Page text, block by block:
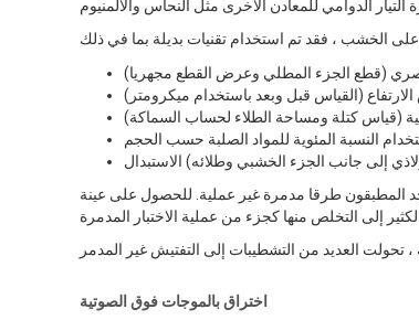
(قطع الجزء المطلي وعرض القطع مجهريا)
(القياس قبل وبعد باستخدام ميكرومتر)
(قياس كتلة ومساحة الطلاء لحساب السماكة)
النسبة المئوية للمواد الصلبة حسب الحجم
المطبقون طرقا مدمرة غير عملية. للحصول على عينة
اختراق بالموجات فوق الصوتية